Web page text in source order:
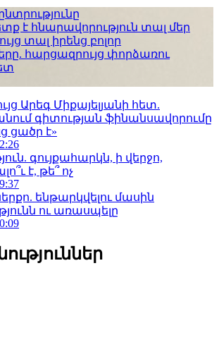
է հնարավորություն տալ մեր
տալ իրենց բոլոր
հարցազրույց փորձառու
Արեգ Միքայելյանի հետ.
գիտության ֆինանսավորումը
ցածր է»
գույքահարկն, ի վերջո,
է, թե՞ ոչ
ենթարկվելու մասին
ու առասպելը